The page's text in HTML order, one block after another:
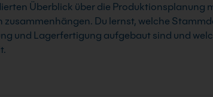
Überblick über die Produktionsplanung
Du lernst, welche
und Lagerfertigung aufgebaut sind und